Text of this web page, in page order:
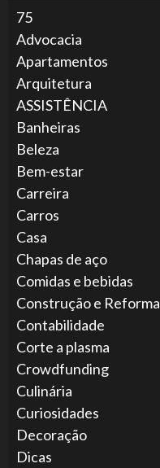
75
Advocacia
Apartamentos
Arquitetura
ASSISTÊNCIA
Banheiras
Beleza
Bem-estar
Carreira
Carros
Casa
Chapas de aço
Comidas e bebidas
Construção e Reforma
Contabilidade
Corte a plasma
Crowdfunding
Culinária
Curiosidades
Decoração
Dicas